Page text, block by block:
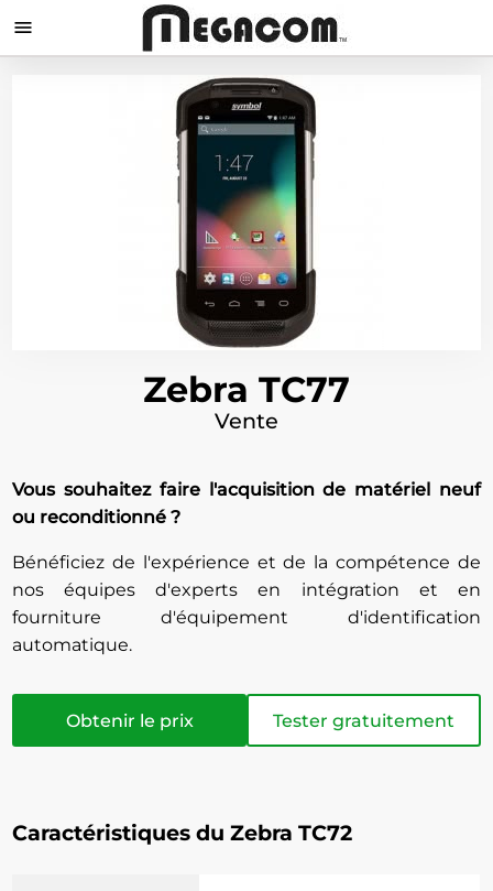

Zebra TC77
Vente
Vous souhaitez faire l'acquisition de matériel neuf
ou reconditionné ?
Bénéficiez de l'expérience et de la compétence de
nos équipes d'experts en intégration et en
fourniture d'équipement d'identification
automatique.
Obtenir le prix Tester gratuitement
Caractéristiques du Zebra TC72